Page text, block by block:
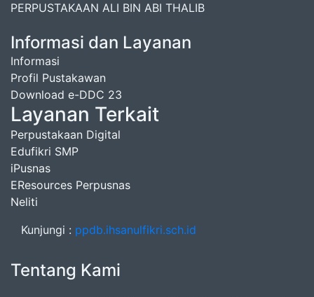
PERPUSTAKAAN ALI BIN ABI THALIB
Informasi dan Layanan
Informasi
Profil Pustakawan
Download e-DDC 23
Layanan Terkait
Perpustakaan Digital
Edufikri SMP
iPusnas
EResources Perpusnas
Neliti
Kunjungi : ppdb.ihsanulfikri.sch.id
Tentang Kami